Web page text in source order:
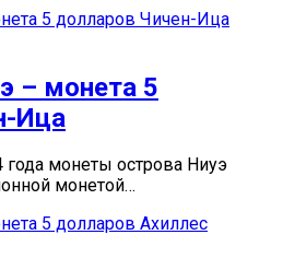
– монета 5
Ица
монеты острова Ниуэ
монетой…